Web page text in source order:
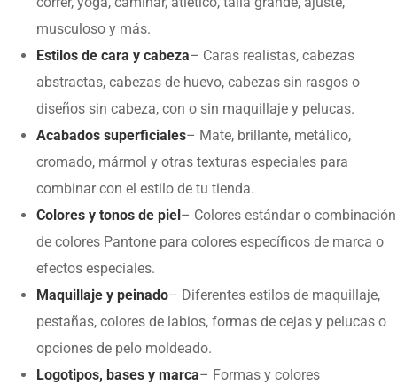
musculoso y más.
Estilos de cara y cabeza– Caras realistas, cabezas
abstractas, cabezas de huevo, cabezas sin rasgos o
diseños sin cabeza, con o sin maquillaje y pelucas.
Acabados superficiales– Mate, brillante, metálico,
cromado, mármol y otras texturas especiales para
combinar con el estilo de tu tienda.
Colores y tonos de piel – Colores estándar o combinación
de colores Pantone para colores específicos de marca o
efectos especiales.
Maquillaje y peinado– Diferentes estilos de maquillaje,
pestañas, colores de labios, formas de cejas y pelucas o
opciones de pelo moldeado.
Logotipos, bases y marca– Formas y colores